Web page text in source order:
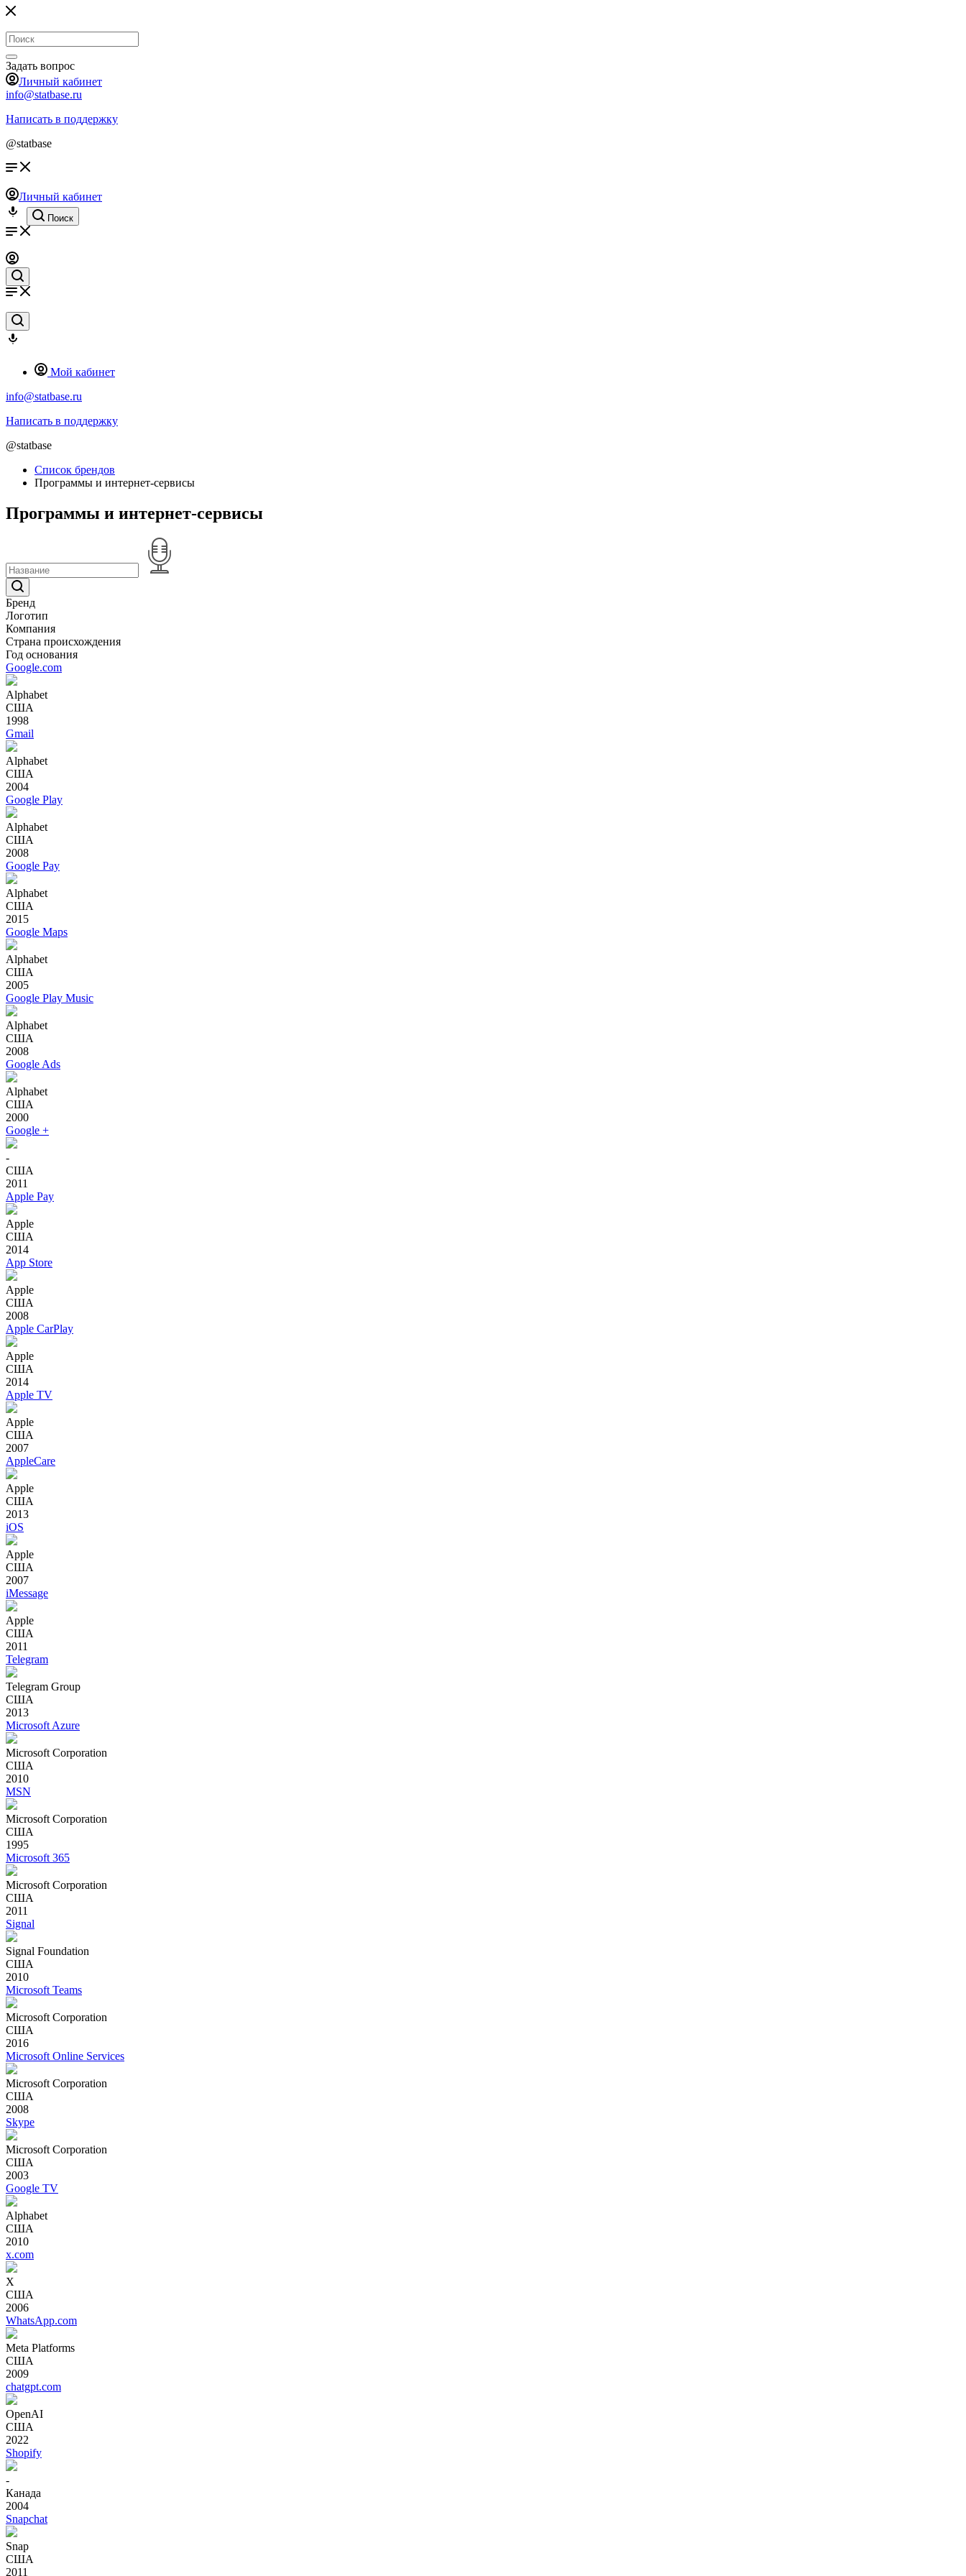
Задать вопрос
Личный кабинет
info@statbase.ru
Написать в поддержку
@statbase
Личный кабинет
Поиск
Мой кабинет
info@statbase.ru
Написать в поддержку
@statbase
Список брендов
Программы и интернет-сервисы
Программы и интернет-сервисы
Бренд
Логотип
Компания
Страна происхождения
Год основания
Google.com
Alphabet
США
1998
Gmail
Alphabet
США
2004
Google Play
Alphabet
США
2008
Google Pay
Alphabet
США
2015
Google Maps
Alphabet
США
2005
Google Play Music
Alphabet
США
2008
Google Ads
Alphabet
США
2000
Google +
-
США
2011
Apple Pay
Apple
США
2014
App Store
Apple
США
2008
Apple CarPlay
Apple
США
2014
Apple TV
Apple
США
2007
AppleCare
Apple
США
2013
iOS
Apple
США
2007
iMessage
Apple
США
2011
Telegram
Telegram Group
США
2013
Microsoft Azure
Microsoft Corporation
США
2010
MSN
Microsoft Corporation
США
1995
Microsoft 365
Microsoft Corporation
США
2011
Signal
Signal Foundation
США
2010
Microsoft Teams
Microsoft Corporation
США
2016
Microsoft Online Services
Microsoft Corporation
США
2008
Skype
Microsoft Corporation
США
2003
Google TV
Alphabet
США
2010
x.com
X
США
2006
WhatsApp.com
Meta Platforms
США
2009
chatgpt.com
OpenAI
США
2022
Shopify
-
Канада
2004
Snapchat
Snap
США
2011